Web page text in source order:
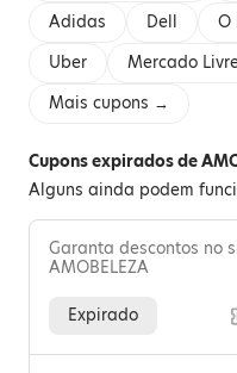
Adidas
Dell O
Uber
Mercado
Mais cupons →
Cupons expirados de
Alguns ainda podem
Garanta descontos no
AMOBELEZA
Expirado